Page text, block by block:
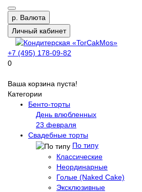
р. Валюта
Личный кабинет
+7 (495) 178-09-82
0
Ваша корзина пуста!
Категории
Бенто-торты
День влюбленных
23 февраля
Свадебные торты
По типу
Классические
Неординарные
Голые (Naked Cake)
Эксклюзивные